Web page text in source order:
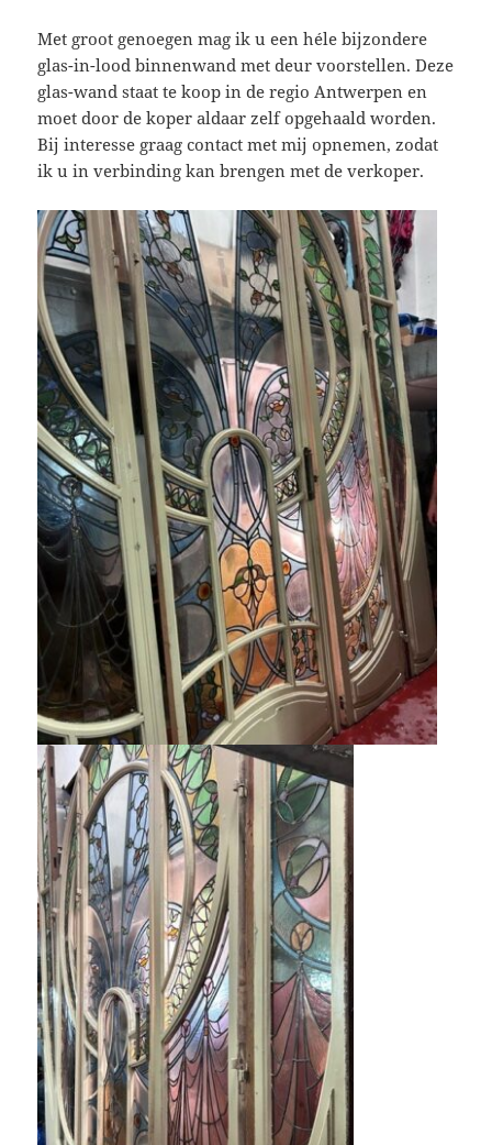
Met groot genoegen mag ik u een héle bijzondere
glas-in-lood binnenwand met deur voorstellen. Deze
glas-wand staat te koop in de regio Antwerpen en
moet door de koper aldaar zelf opgehaald worden.
Bij interesse graag contact met mij opnemen, zodat
ik u in verbinding kan brengen met de verkoper.